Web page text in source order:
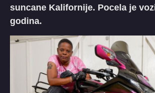
suncane Kalifornije. Pocela je
godina.